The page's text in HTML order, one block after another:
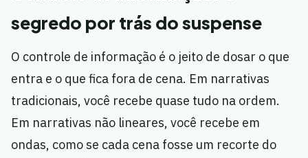
segredo por trás do suspense
O controle de informação é o jeito de dosar o que
entra e o que fica fora de cena. Em narrativas
tradicionais, você recebe quase tudo na ordem.
Em narrativas não lineares, você recebe em
ondas, como se cada cena fosse um recorte do